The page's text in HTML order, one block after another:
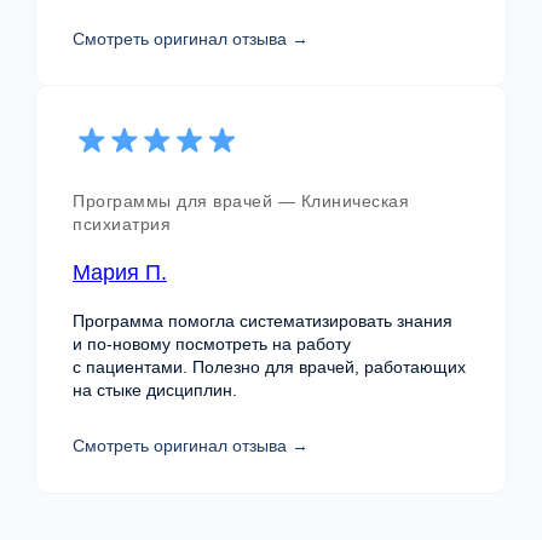
Смотреть оригинал отзыва →
Программы для врачей — Клиническая
психиатрия
Мария П.
Программа помогла систематизировать знания
и по-новому посмотреть на работу
с пациентами. Полезно для врачей, работающих
на стыке дисциплин.
Смотреть оригинал отзыва →
+7
Я согласен (-на) сполитикой обработки